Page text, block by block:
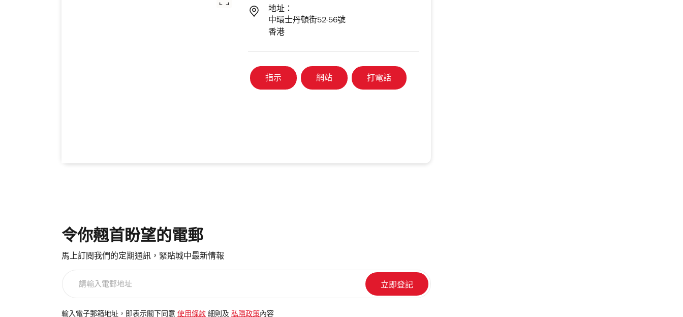
地址：
中環士丹頓街52-56號
香港
指示 網站 打電話
令你翹首盼望的電郵
馬上訂閱我們的定期通訊，緊貼城中最新情報
電
輸入電子郵箱地址，即表示閣下同意 使用條款 細則及 私隱政策 內容